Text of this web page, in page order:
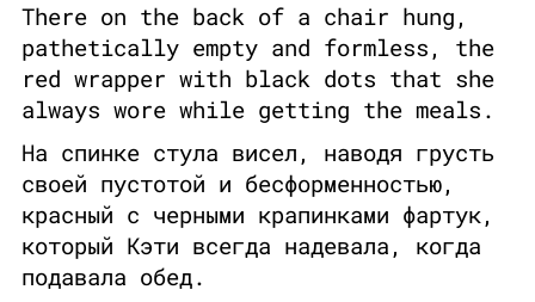
There on the back of a chair hung,
pathetically empty and formless, the
red wrapper with black dots that she
always wore while getting the meals.
На спинке стула висел, наводя грусть
своей пустотой и бесформенностью,
красный с черными крапинками фартук,
который Кэти всегда надевала, когда
подавала обед.